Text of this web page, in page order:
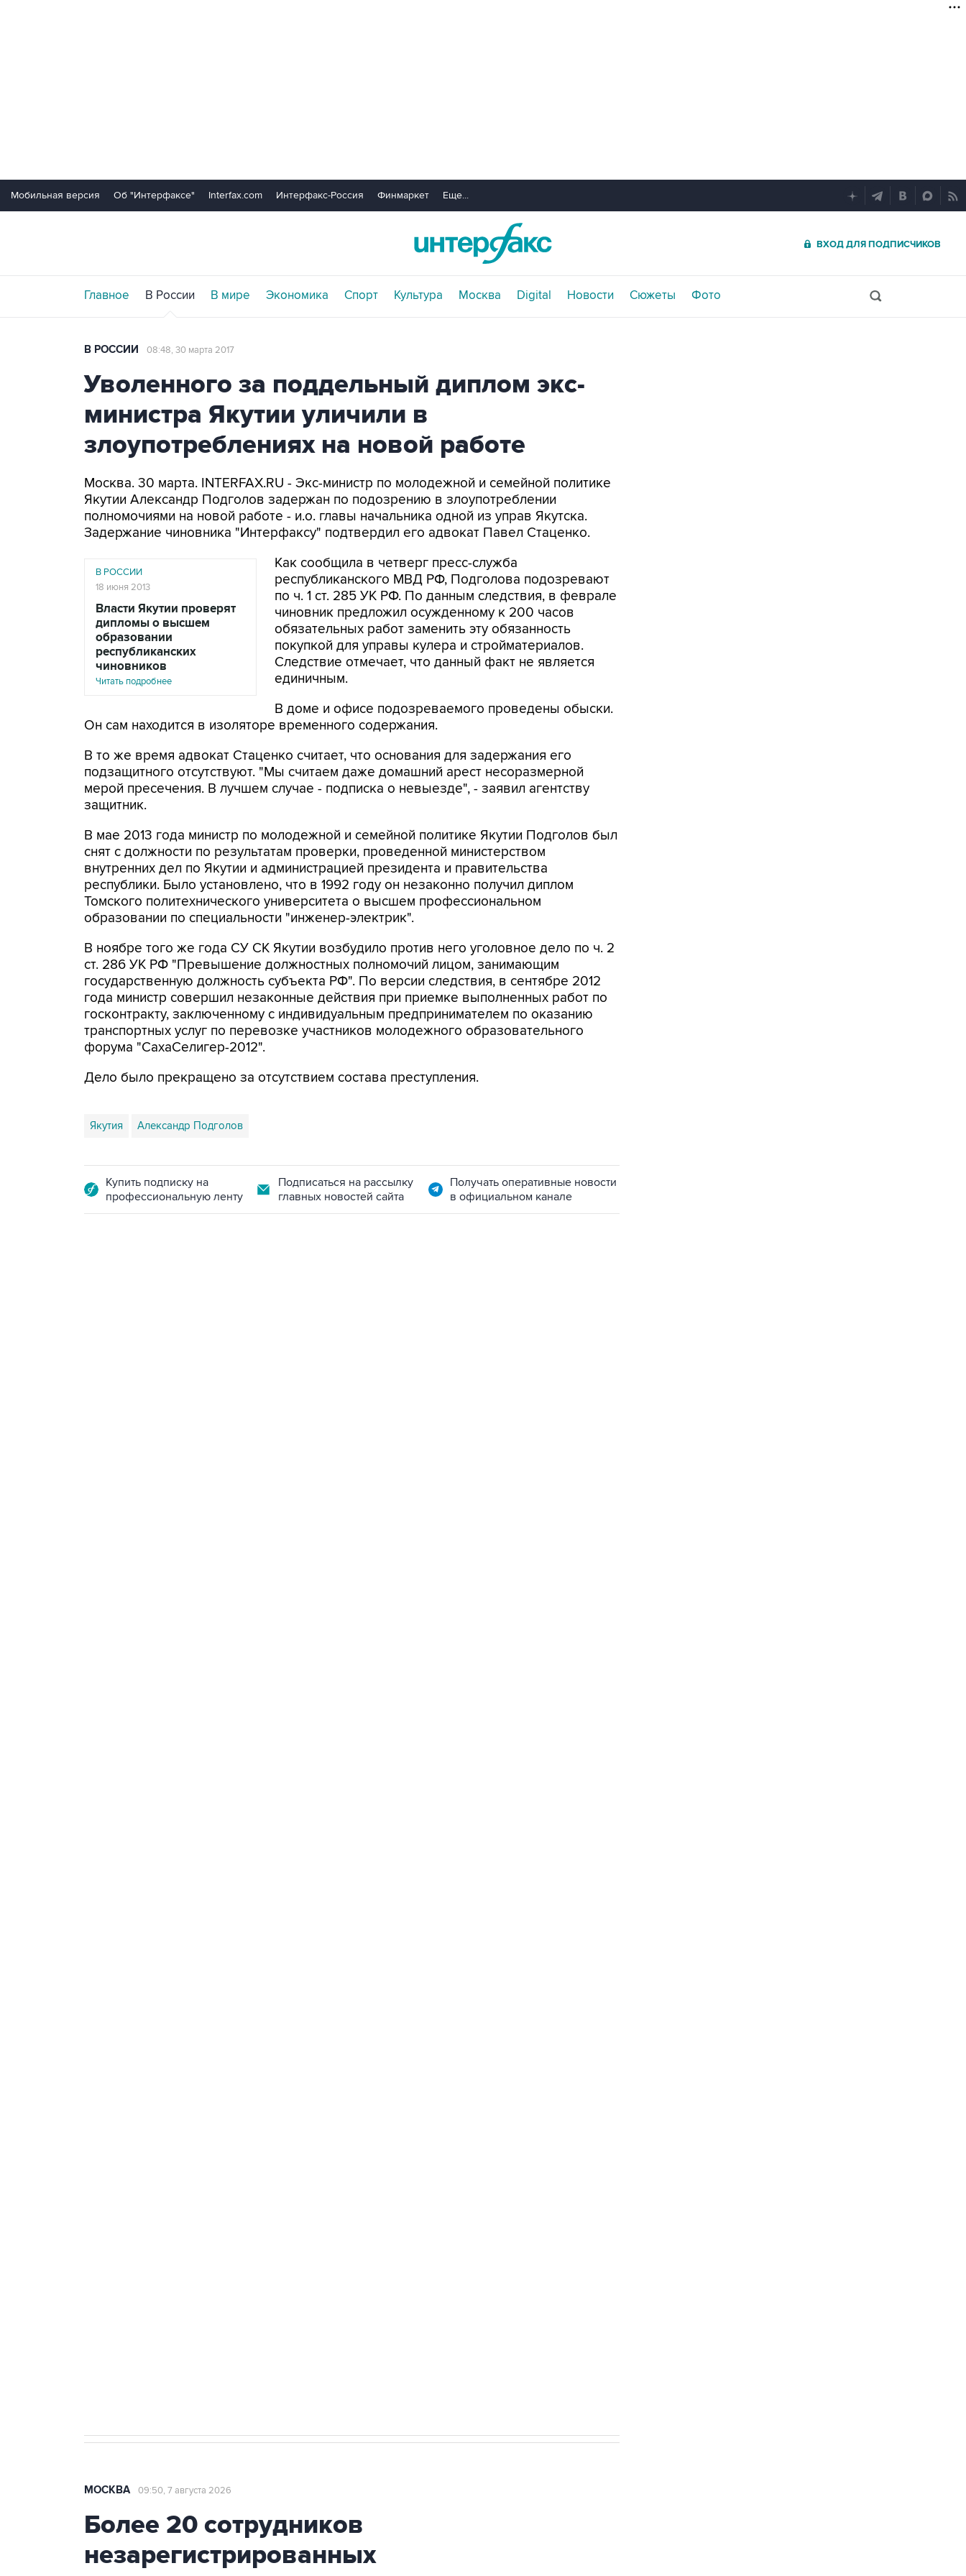
Мобильная версия Об "Интерфаксе" Interfax.com Интерфакс-Россия Финмаркет Еще...
ВХОД ДЛЯ ПОДПИСЧИКОВ
Главное В России В мире Экономика Спорт Культура Москва Digital Новости Сюжеты Фото
В РОССИИ 08:48, 30 марта 2017
Уволенного за поддельный диплом экс-
министра Якутии уличили в
злоупотреблениях на новой работе
Москва. 30 марта. INTERFAX.RU - Экс-министр по молодежной и семейной политике
Якутии Александр Подголов задержан по подозрению в злоупотреблении
полномочиями на новой работе - и.о. главы начальника одной из управ Якутска.
Задержание чиновника "Интерфаксу" подтвердил его адвокат Павел Стаценко.
В РОССИИ
18 июня 2013
Власти Якутии проверят
дипломы о высшем
образовании
республиканских
чиновников
Читать подробнее
Как сообщила в четверг пресс-служба
республиканского МВД РФ, Подголова подозревают
по ч. 1 ст. 285 УК РФ. По данным следствия, в феврале
чиновник предложил осужденному к 200 часов
обязательных работ заменить эту обязанность
покупкой для управы кулера и стройматериалов.
Следствие отмечает, что данный факт не является
единичным.
В доме и офисе подозреваемого проведены обыски.
Он сам находится в изоляторе временного содержания.
В то же время адвокат Стаценко считает, что основания для задержания его
подзащитного отсутствуют. "Мы считаем даже домашний арест несоразмерной
мерой пресечения. В лучшем случае - подписка о невыезде", - заявил агентству
защитник.
В мае 2013 года министр по молодежной и семейной политике Якутии Подголов был
снят с должности по результатам проверки, проведенной министерством
внутренних дел по Якутии и администрацией президента и правительства
республики. Было установлено, что в 1992 году он незаконно получил диплом
Томского политехнического университета о высшем профессиональном
образовании по специальности "инженер-электрик".
В ноябре того же года СУ СК Якутии возбудило против него уголовное дело по ч. 2
ст. 286 УК РФ "Превышение должностных полномочий лицом, занимающим
государственную должность субъекта РФ". По версии следствия, в сентябре 2012
года министр совершил незаконные действия при приемке выполненных работ по
госконтракту, заключенному с индивидуальным предпринимателем по оказанию
транспортных услуг по перевозке участников молодежного образовательного
форума "СахаСелигер-2012".
Дело было прекращено за отсутствием состава преступления.
Якутия Александр Подголов
Купить подписку на
профессиональную ленту
Подписаться на рассылку
главных новостей сайта
Получать оперативные новости
в официальном канале
МОСКВА 09:50, 7 августа 2026
Более 20 сотрудников
незарегистрированных